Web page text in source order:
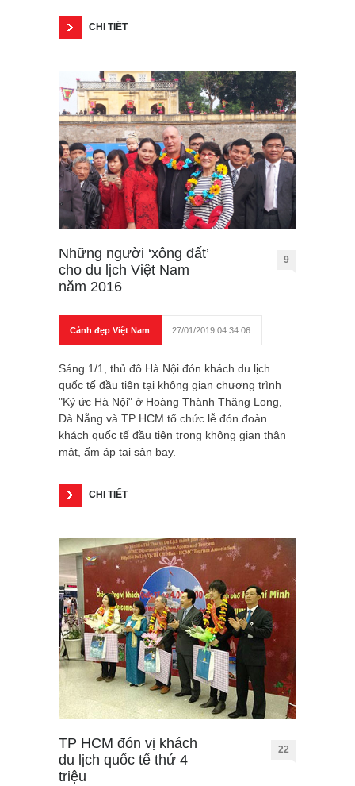
CHI TIẾT
Những người ‘xông đất’
cho du lịch Việt Nam
năm 2016
9
Cảnh đẹp Việt Nam 27/01/2019 04:34:06
Sáng 1/1, thủ đô Hà Nội đón khách du lịch
quốc tế đầu tiên tại không gian chương trình
"Ký ức Hà Nội" ở Hoàng Thành Thăng Long,
Đà Nẵng và TP HCM tổ chức lễ đón đoàn
khách quốc tế đầu tiên trong không gian thân
mật, ấm áp tại sân bay.
CHI TIẾT
TP HCM đón vị khách
du lịch quốc tế thứ 4
triệu
22